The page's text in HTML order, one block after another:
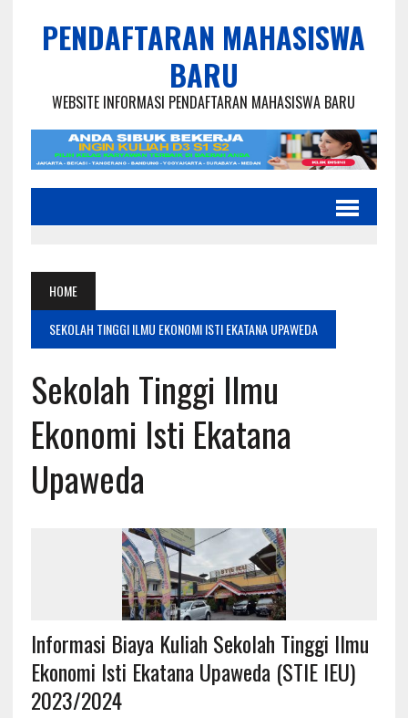
PENDAFTARAN MAHASISWA
BARU
WEBSITE INFORMASI PENDAFTARAN MAHASISWA BARU
HOME
SEKOLAH TINGGI ILMU EKONOMI ISTI EKATANA UPAWEDA
Sekolah Tinggi Ilmu
Ekonomi Isti Ekatana
Upaweda
Informasi Biaya Kuliah Sekolah Tinggi Ilmu
Ekonomi Isti Ekatana Upaweda (STIE IEU)
2023/2024